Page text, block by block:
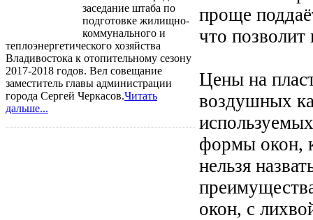
заседание штаба по
подготовке жилищно-
коммунального и
теплоэнергетического хозяйства
Владивостока к отопительному сезону
2017-2018 годов. Вел совещание
заместитель главы администрации
города Сергей Черкасов.Читать
дальше...
проще
что
Цены на
воздушных
формы окон,
нельзя
окон, с